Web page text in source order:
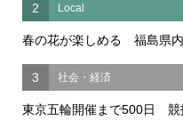
2 Local
春の花が楽しめる 福島県
3 社会・経済
東京五輪開催まで500日 競